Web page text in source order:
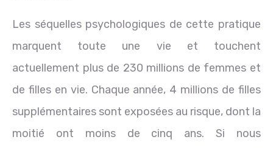
Les séquelles psychologiques de cette pratique
marquent toute une vie et touchent
actuellement plus de 230 millions de femmes et
de filles en vie. Chaque année, 4 millions de filles
supplémentaires sont exposées au risque, dont la
moitié ont moins de cinq ans. Si nous